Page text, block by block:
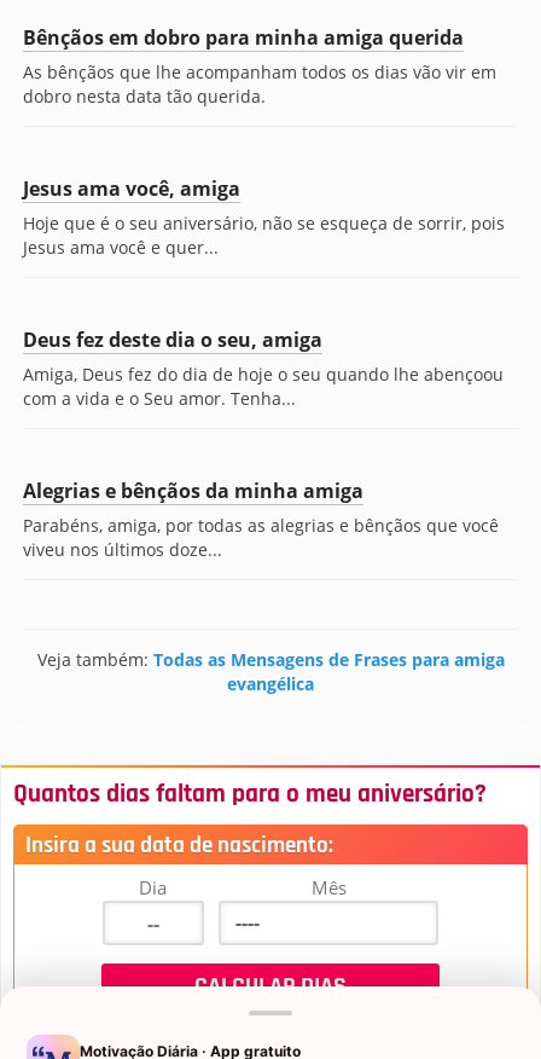
Bênçãos em dobro para minha amiga querida
As bênçãos que lhe acompanham todos os dias vão vir em
dobro nesta data tão querida.
Jesus ama você, amiga
Hoje que é o seu aniversário, não se esqueça de sorrir, pois
Jesus ama você e quer...
Deus fez deste dia o seu, amiga
Amiga, Deus fez do dia de hoje o seu quando lhe abençoou
com a vida e o Seu amor. Tenha...
Alegrias e bênçãos da minha amiga
Parabéns, amiga, por todas as alegrias e bênçãos que você
viveu nos últimos doze...
Veja também: Todas as Mensagens de Frases para amiga
evangélica
Quantos dias faltam para o meu aniversário?
Insira a sua data de nascimento:
Dia Mês
Motivação Diária · App gratuito